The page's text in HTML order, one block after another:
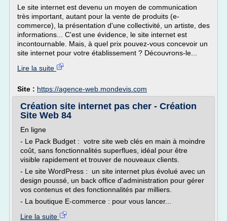
Le site internet est devenu un moyen de communication
très important, autant pour la vente de produits (e-
commerce), la présentation d'une collectivité, un artiste, des
informations... C'est une évidence, le site internet est
incontournable. Mais, à quel prix pouvez-vous concevoir un
site internet pour votre établissement ? Découvrons-le...
Lire la suite
Site : https://agence-web.mondevis.com
Création site internet pas cher - Création
Site Web 84
En ligne
- Le Pack Budget : votre site web clés en main à moindre
coût, sans fonctionnalités superflues, idéal pour être
visible rapidement et trouver de nouveaux clients.
- Le site WordPress : un site internet plus évolué avec un
design poussé, un back office d'administration pour gérer
vos contenus et des fonctionnalités par milliers.
- La boutique E-commerce : pour vous lancer...
Lire la suite